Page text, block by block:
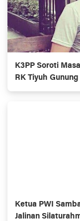
K3PP Soroti
RK Tiyuh
Ketua PWI
Jalinan